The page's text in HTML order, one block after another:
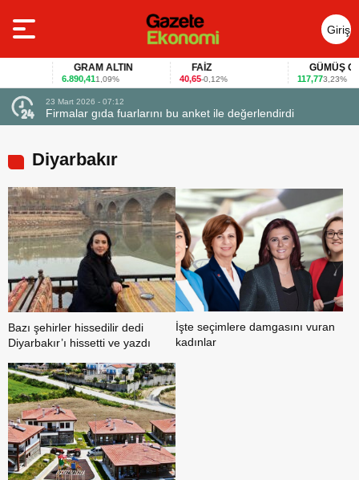
Giriş
Yap
GRAM ALTIN
6.890,411,09%
FAİZ
40,65-0,12%
GÜMÜŞ
117,773,23%
23 Mart 2026 - 07:12
Firmalar gıda fuarlarını bu anket ile değerlendirdi
Diyarbakır
Bazı şehirler hissedilir dedi
Diyarbakır’ı hissetti ve yazdı
İşte seçimlere damgasını vuran
kadınlar